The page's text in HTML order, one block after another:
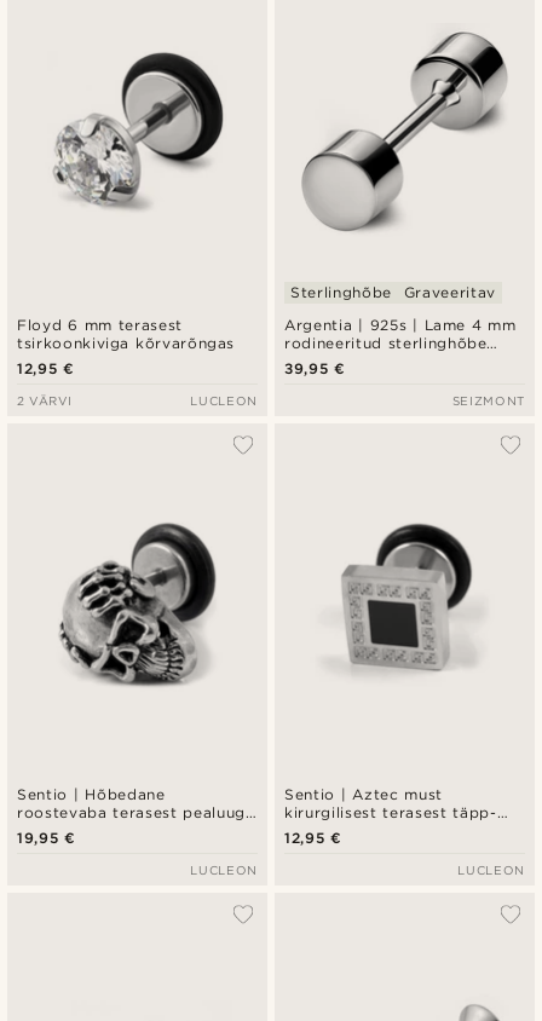
Floyd 6 mm terasest
tsirkoonkiviga kõrvarõngas
12,95 €
2 VÄRVI LUCLEON
Argentia | 925s | Lame 4 mm
rodineeritud sterlinghõbe
imitatsioon plug
Sterlinghõbe Graveeritav
39,95 €
SEIZMONT
Sentio | Hõbedane
roostevaba terasest pealuuga
täpp-kõrvarõngas
19,95 €
LUCLEON
Sentio | Aztec must
kirurgilisest terasest täpp-
kõrvarõngas
12,95 €
LUCLEON